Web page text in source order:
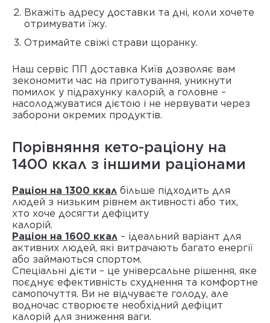
Вкажіть адресу доставки та дні, коли хочете
отримувати їжу.
Отримайте свіжі страви щоранку.
Наш сервіс ПП доставка Київ дозволяє вам
зекономити час на приготування, уникнути
помилок у підрахунку калорій, а головне –
насолоджуватися дієтою і не нервувати через
заборони окремих продуктів.
Порівняння кето-раціону на
1400 ккал з іншими раціонами
Раціон на 1300 ккал більше підходить для
людей з низьким рівнем активності або тих,
хто хоче досягти дефіциту
Раціон на 1600 ккал – ідеальний варіант для
активних людей, які витрачають багато енергії
або займаються спортом.
Спеціальні дієти – це універсальне рішення, яке
поєднує ефективність схуднення та комфортне
самопочуття. Ви не відчуваєте голоду, але
водночас створюєте необхідний дефіцит
калорій для зниження ваги.